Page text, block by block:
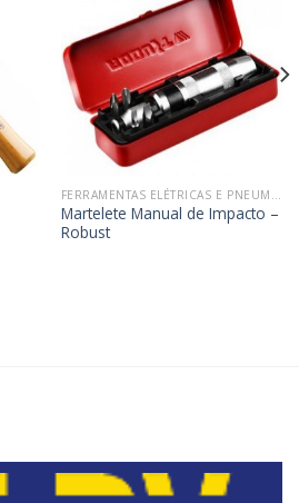
Adicionar
aos
meus
desejos
Martelete Manual de Impacto –
Robust